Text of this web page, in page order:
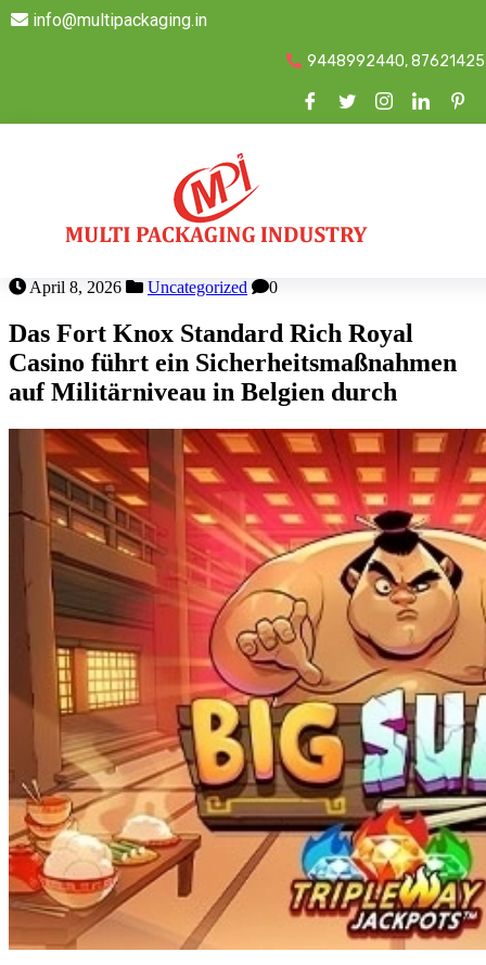
info@multipackaging.in
9448992440,
April 8, 2026 Uncategorized 0
Das Fort Knox Standard Rich Royal
Casino führt ein Sicherheitsmaßnahmen
auf Militärniveau in Belgien durch